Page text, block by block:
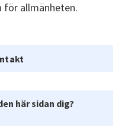
för allmänheten.
här sidan dig?